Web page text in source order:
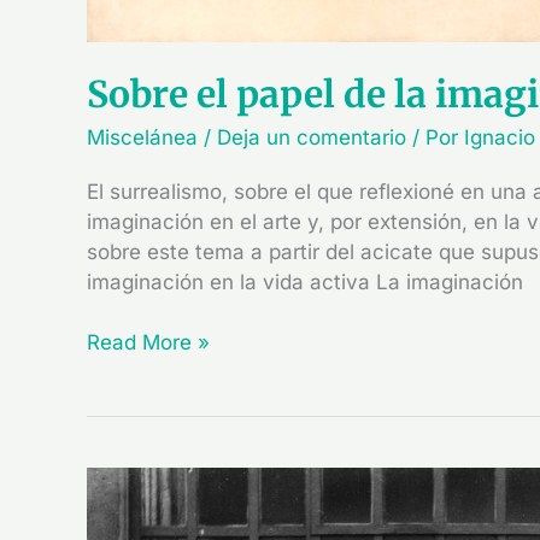
Sobre el papel de la
Miscelánea / Deja un comentario / Por Ignacio
El surrealismo, sobre el que reflexioné en
imaginación en el arte y, por extensión, en la
sobre este tema a partir del acicate que
imaginación en la vida activa La imaginación
Read More »
El
surrealismo